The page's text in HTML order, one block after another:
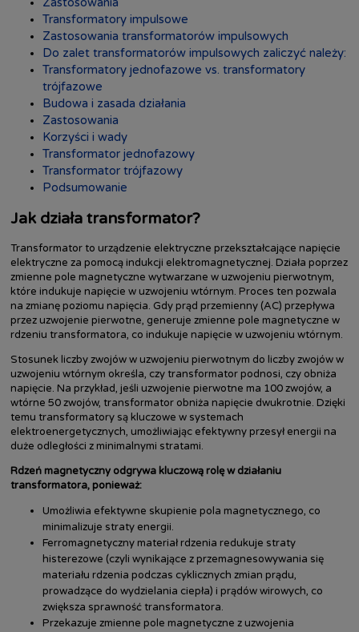
Transformatory impulsowe
Zastosowania transformatorów impulsowych
Do zalet transformatorów impulsowych zaliczyć należy:
Transformatory jednofazowe vs. transformatory
trójfazowe
Budowa i zasada działania
Zastosowania
Korzyści i wady
Transformator jednofazowy
Transformator trójfazowy
Podsumowanie
Jak działa transformator?
Transformator to urządzenie elektryczne przekształcające napięcie
elektryczne za pomocą indukcji elektromagnetycznej. Działa poprzez
zmienne pole magnetyczne wytwarzane w uzwojeniu pierwotnym,
które indukuje napięcie w uzwojeniu wtórnym. Proces ten pozwala
na zmianę poziomu napięcia. Gdy prąd przemienny (AC) przepływa
przez uzwojenie pierwotne, generuje zmienne pole magnetyczne w
rdzeniu transformatora, co indukuje napięcie w uzwojeniu wtórnym.
Stosunek liczby zwojów w uzwojeniu pierwotnym do liczby zwojów w
uzwojeniu wtórnym określa, czy transformator podnosi, czy obniża
napięcie. Na przykład, jeśli uzwojenie pierwotne ma 100 zwojów, a
wtórne 50 zwojów, transformator obniża napięcie dwukrotnie. Dzięki
temu transformatory są kluczowe w systemach
elektroenergetycznych, umożliwiając efektywny przesył energii na
duże odległości z minimalnymi stratami.
Rdzeń magnetyczny odgrywa kluczową rolę w działaniu
transformatora, ponieważ:
Umożliwia efektywne skupienie pola magnetycznego, co
minimalizuje straty energii.
Ferromagnetyczny materiał rdzenia redukuje straty
histerezowe (czyli wynikające z przemagnesowywania się
materiału rdzenia podczas cyklicznych zmian prądu,
prowadzące do wydzielania ciepła) i prądów wirowych, co
zwiększa sprawność transformatora.
Przekazuje zmienne pole magnetyczne z uzwojenia